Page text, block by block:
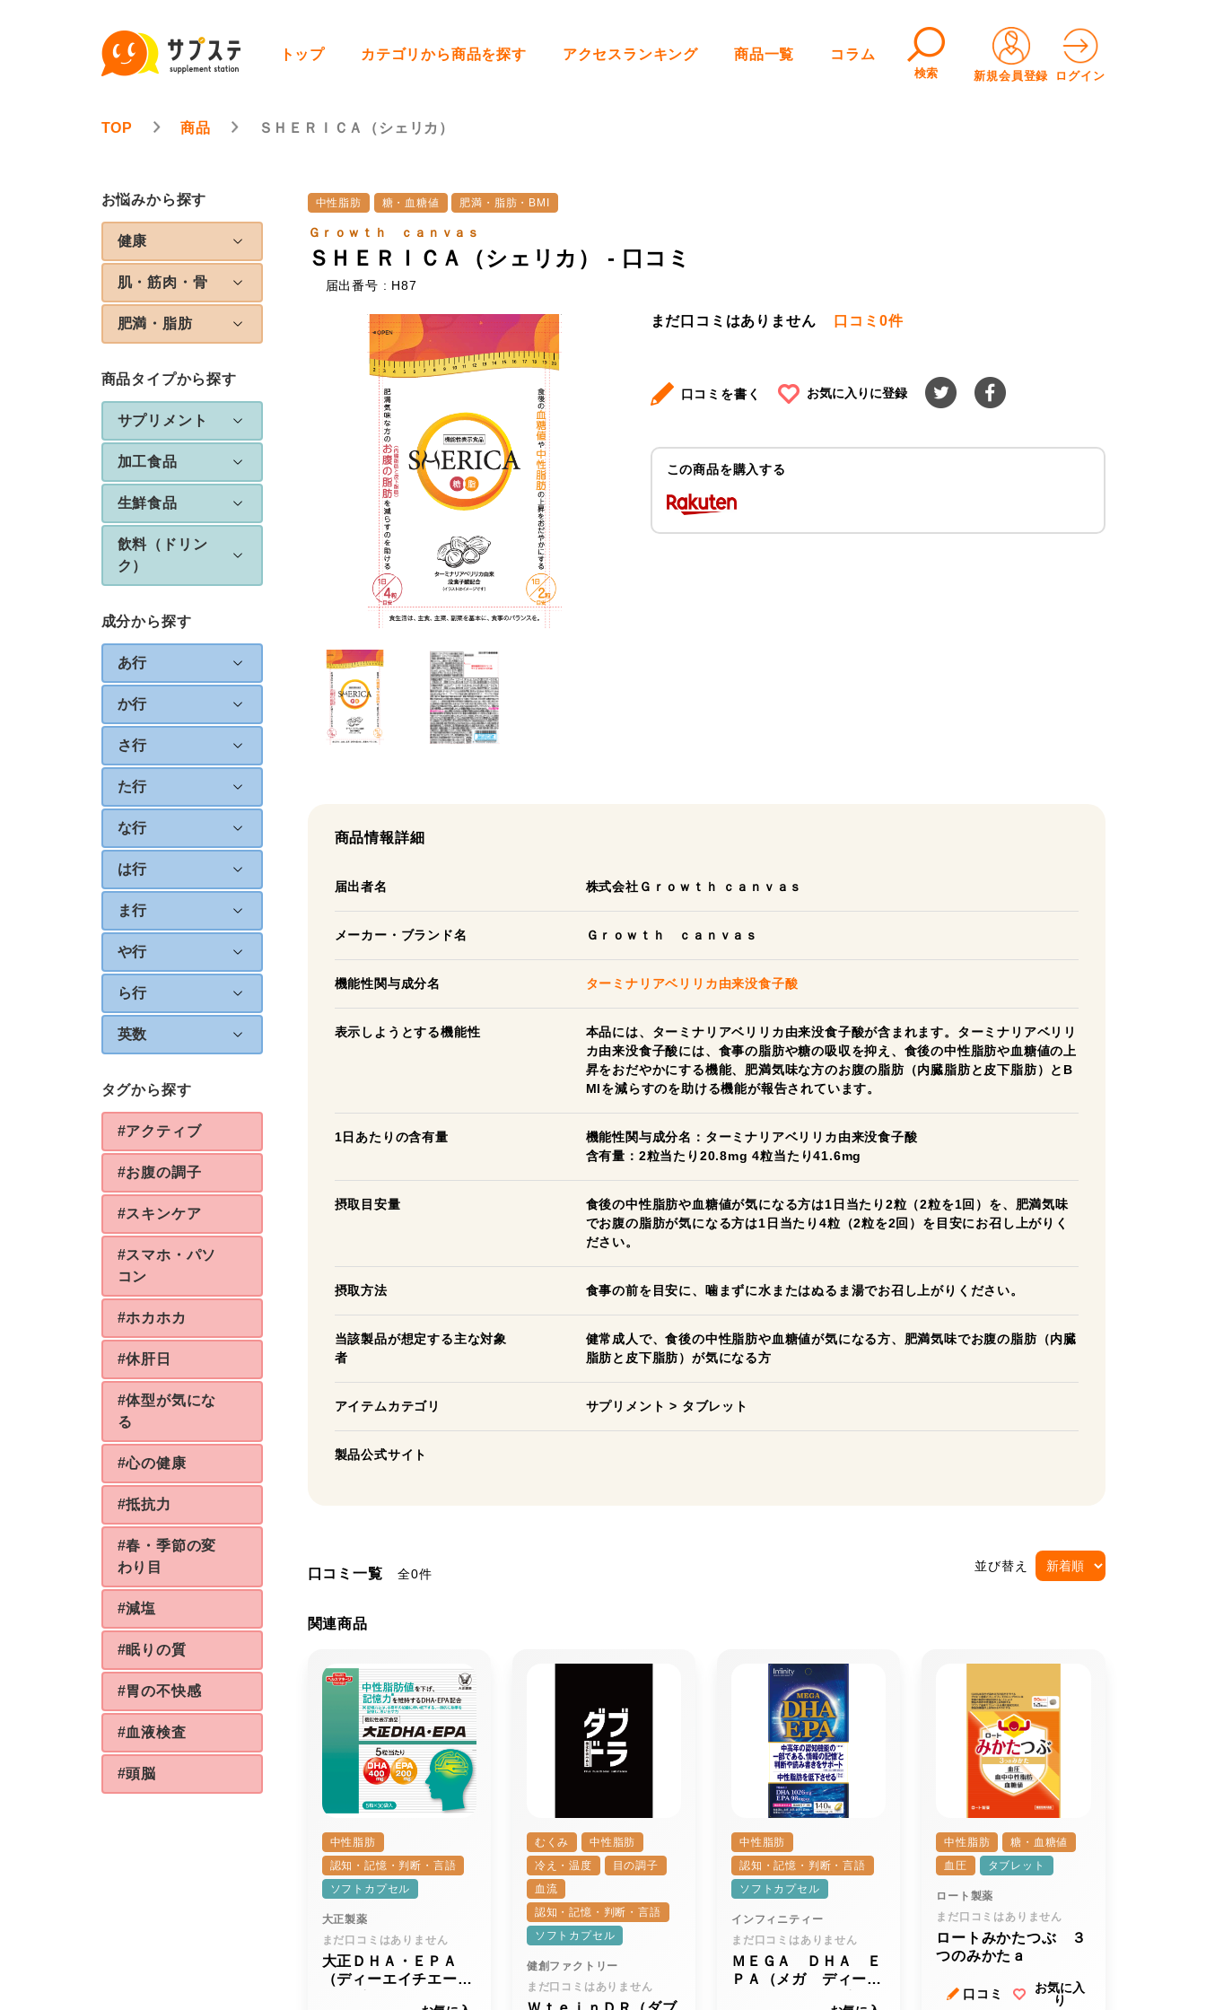
トップ カテゴリから商品を探す アクセスランキング 商品一覧 コラム
検索 新規会員登録 ログイン
TOP 商品 ＳＨＥＲＩＣＡ（シェリカ）
お悩みから探す
健康
肌・筋肉・骨
肥満・脂肪
商品タイプから探す
サプリメント
加工食品
生鮮食品
飲料（ドリン
ク）
成分から探す
あ行
か行
さ行
た行
な行
は行
ま行
や行
ら行
英数
タグから探す
#アクティブ
#お腹の調子
#スキンケア
#スマホ・パソ
コン
#ホカホカ
#休肝日
#体型が気にな
る
#心の健康
#抵抗力
#春・季節の変
わり目
#減塩
#眠りの質
#胃の不快感
#血液検査
#頭脳
中性脂肪 糖・血糖値 肥満・脂肪・BMI
Ｇｒｏｗｔｈ ｃａｎｖａｓ
ＳＨＥＲＩＣＡ（シェリカ） - 口コミ
届出番号 : H87
まだ口コミはありません 口コミ 0件
口コミを書く お気に入りに登録
この商品を購入する
商品情報詳細
届出者名 株式会社Ｇｒｏｗｔｈ ｃａｎｖａｓ
メーカー・ブランド名 Ｇｒｏｗｔｈ ｃａｎｖａｓ
機能性関与成分名 ターミナリアベリリカ由来没食子酸
表示しようとする機能性
本品には、ターミナリアベリリカ由来没食子酸が含まれます。ターミナリアベリリ
カ由来没食子酸には、食事の脂肪や糖の吸収を抑え、食後の中性脂肪や血糖値の上
昇をおだやかにする機能、肥満気味な方のお腹の脂肪（内臓脂肪と皮下脂肪）とB
MIを減らすのを助ける機能が報告されています。
1日あたりの含有量
機能性関与成分名：ターミナリアベリリカ由来没食子酸
含有量：2粒当たり20.8mg 4粒当たり41.6mg
摂取目安量
食後の中性脂肪や血糖値が気になる方は1日当たり2粒（2粒を1回）を、肥満気味
でお腹の脂肪が気になる方は1日当たり4粒（2粒を2回）を目安にお召し上がりく
ださい。
摂取方法 食事の前を目安に、噛まずに水またはぬるま湯でお召し上がりください。
当該製品が想定する主な対象
者
健常成人で、食後の中性脂肪や血糖値が気になる方、肥満気味でお腹の脂肪（内臓
脂肪と皮下脂肪）が気になる方
アイテムカテゴリ サプリメント > タブレット
製品公式サイト
口コミ一覧 全0件
並び替え
関連商品
中性脂肪
認知・記憶・判断・言語
ソフトカプセル
大正製薬
まだ口コミはありません
大正ＤＨＡ・ＥＰＡ
（ディーエイチエー・
むくみ
中性脂肪
冷え・温度
目の調子
血流
認知・記憶・判断・言語
ソフトカプセル
健創ファクトリー
まだ口コミはありません
中性脂肪
認知・記憶・判断・言語
ソフトカプセル
インフィニティー
まだ口コミはありません
ＭＥＧＡ ＤＨＡ Ｅ
ＰＡ（メガ ディーエ
中性脂肪
糖・血糖値
血圧
タブレット
ロート製薬
まだ口コミはありません
ロートみかたつぶ ３
つのみかたａ
口コミ
お気に入
り